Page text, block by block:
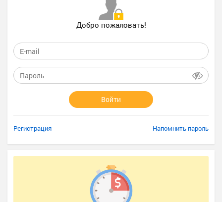
Добро пожаловать!
Войти
Регистрация Напомнить пароль